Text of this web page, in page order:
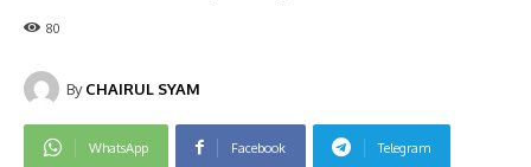
80
By CHAIRUL SYAM
WhatsApp Facebook Telegram